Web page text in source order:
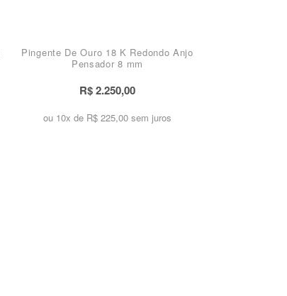
Pingente De Ouro 18 K Redondo Anjo
Pensador 8 mm
R$ 2.250,00
ou 10x de R$ 225,00 sem juros